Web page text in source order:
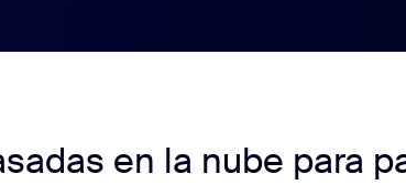
en la nube para